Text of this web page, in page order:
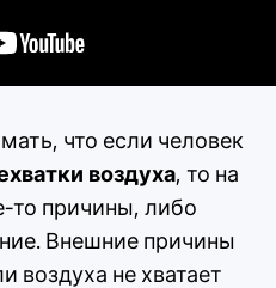
что если человек
воздуха, то на
то причины, либо
Внешние причины
воздуха не хватает